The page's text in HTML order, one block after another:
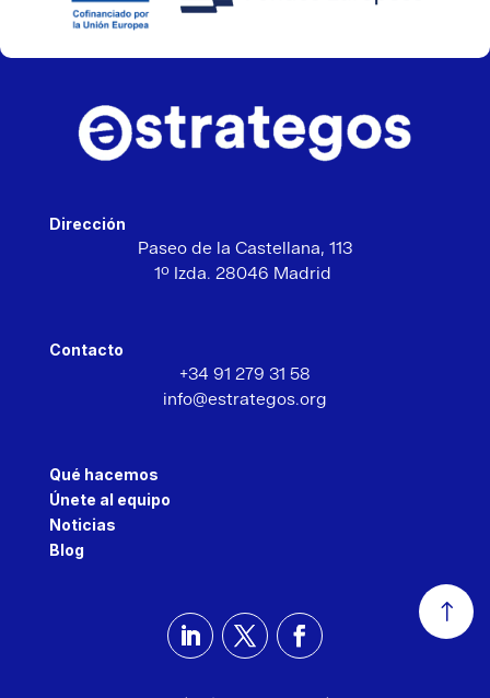
Dirección
Paseo de la Castellana, 113
1º Izda. 28046 Madrid
Contacto
+34 91 279 31 58
info@estrategos.org
Qué hacemos
Únete al equipo
Noticias
Blog